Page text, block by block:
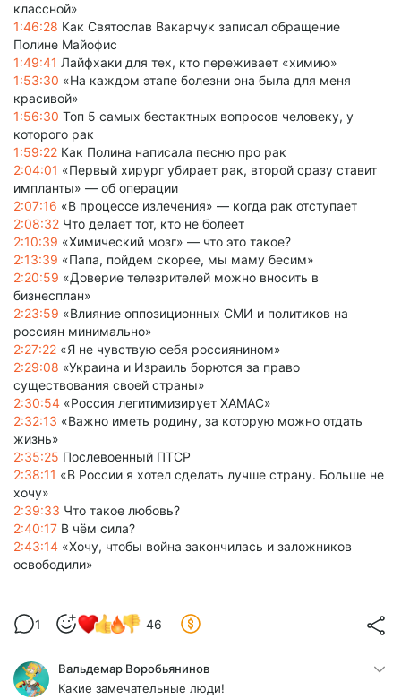
классной»
1:46:28 Как Святослав Вакарчук записал обращение
Полине Майофис
1:49:41 Лайфхаки для тех, кто переживает «химию»
1:53:30 «На каждом этапе болезни она была для меня
красивой»
1:56:30 Топ 5 самых бестактных вопросов человеку, у
которого рак
1:59:22 Как Полина написала песню про рак
2:04:01 «Первый хирург убирает рак, второй сразу ставит
импланты» — об операции
2:07:16 «В процессе излечения» — когда рак отступает
2:08:32 Что делает тот, кто не болеет
2:10:39 «Химический мозг» — что это такое?
2:13:39 «Папа, пойдем скорее, мы маму бесим»
2:20:59 «Доверие телезрителей можно вносить в
бизнесплан»
2:23:59 «Влияние оппозиционных СМИ и политиков на
россиян минимально»
2:27:22 «Я не чувствую себя россиянином»
2:29:08 «Украина и Израиль борются за право
существования своей страны»
2:30:54 «Россия легитимизирует ХАМАС»
2:32:13 «Важно иметь родину, за которую можно отдать
жизнь»
2:35:25 Послевоенный ПТСР
2:38:11 «В России я хотел сделать лучше страну. Больше не
хочу»
2:39:33 Что такое любовь?
2:40:17 В чём сила?
2:43:14 «Хочу, чтобы война закончилась и заложников
освободили»
1 46
Вальдемар Воробьянинов
Какие замечательные люди!